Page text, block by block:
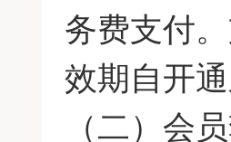
务费支付
效期自开
（二）会